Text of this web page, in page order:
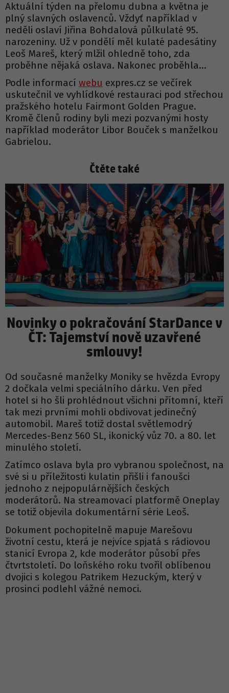
Aktuální týden na přelomu dubna a května je
plný slavných oslavenců. Vždyť například v
neděli oslaví Jiřina Bohdalová půlkulaté 95.
narozeniny. Už v pondělí měl kulaté padesátiny
Leoš Mareš, který mlžil ohledně toho, zda
proběhne nějaká oslava. Nakonec proběhla...
Podle informací webu expres.cz se večírek
uskutečnil ve vyhlídkové restauraci pod střechou
pražského hotelu Fairmont Golden Prague.
Kromě členů rodiny byli mezi pozvanými hosty
například moderátor Libor Bouček s manželkou
Gabrielou.
Čtěte také
Novinky o pokračování StarDance v
ČT: Tajemství nově uzavřené
smlouvy!
Od současné manželky Moniky se hvězda Evropy
2 dočkala velmi speciálního dárku. Ven před
hotel si ho šli prohlédnout všichni přítomní, kteří
tak mezi prvními mohli obdivovat jedinečný
automobil. Mareš totiž dostal světlemodrý
Mercedes-Benz 560 SL, ikonický vůz 70. a 80. let
minulého století.
Zatímco oslava byla pro vybranou společnost, na
své si u příležitosti kulatin přišli i fanoušci
jednoho z nejpopulárnějších českých
moderátorů. Na streamovací platformě Oneplay
se totiž objevila dokumentární série Leoš.
Dokument pochopitelně mapuje Marešovu
životní cestu, která je nejvíce spjatá s rádiovou
stanicí Evropa 2, kde moderátor působí přes
čtvrtstoletí. Do loňského roku tvořil oblíbenou
dvojici s kolegou Patrikem Hezuckým, který v
prosinci podlehl vážné nemoci.